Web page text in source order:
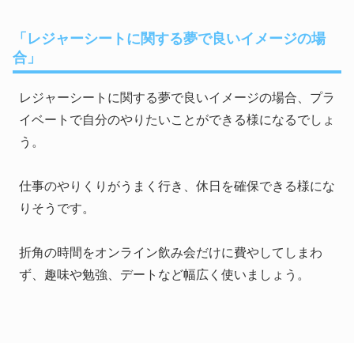
「レジャーシートに関する夢で良いイメージの場
合」
レジャーシートに関する夢で良いイメージの場合、プラ
イベートで自分のやりたいことができる様になるでしょ
う。
仕事のやりくりがうまく行き、休日を確保できる様にな
りそうです。
折角の時間をオンライン飲み会だけに費やしてしまわ
ず、趣味や勉強、デートなど幅広く使いましょう。